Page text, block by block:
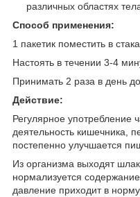
различных областях
Способ применения:
1 пакетик поместить в
Настоять в течении 3-4
Принимать 2 раза в день
Действие:
Регулярное употребление
деятельность кишечника,
постепенно улучшается
Из организма выходят
нормализуется
давление приходит в